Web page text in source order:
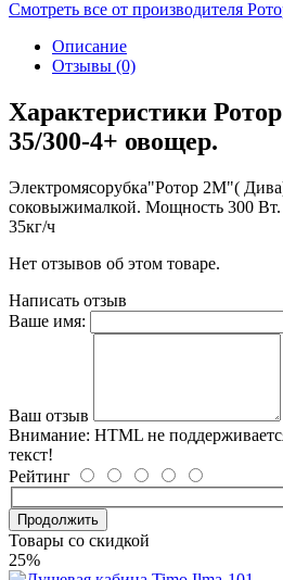
Смотреть все от производителя
Описание
Отзывы (0)
Характеристики
35/300-4+ овощер.
Электромясорубка"Ротор 2М"(
соковыжималкой. Мощность 300 Вт.
35кг/ч
Нет отзывов об этом товаре.
Написать отзыв
Ваше имя:
Ваш отзыв
Внимание: HTML не
текст!
Рейтинг
Продолжить
Товары со скидкой
25%